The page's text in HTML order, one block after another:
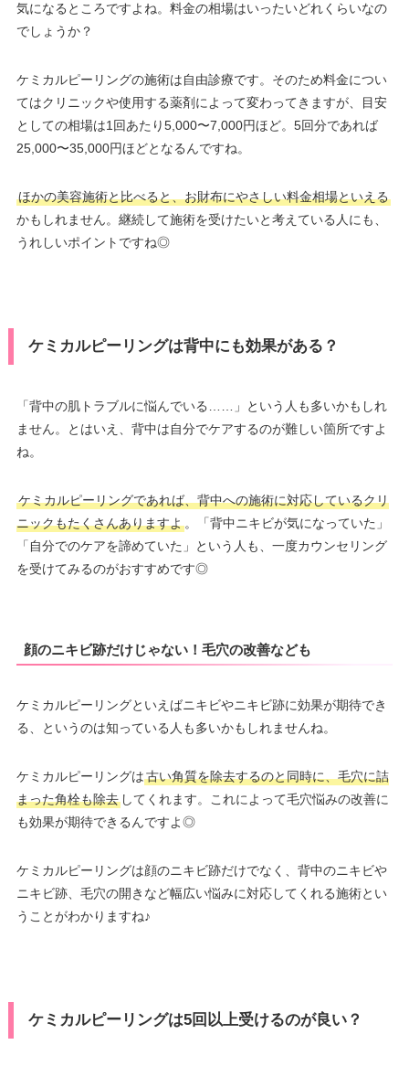
気になるところですよね。料金の相場はいったいどれくらいなの
でしょうか？
ケミカルピーリングの施術は自由診療です。そのため料金につい
てはクリニックや使用する薬剤によって変わってきますが、目安
としての相場は1回あたり5,000〜7,000円ほど。5回分であれば
25,000〜35,000円ほどとなるんですね。
ほかの美容施術と比べると、お財布にやさしい料金相場といえる
かもしれません。継続して施術を受けたいと考えている人にも、
うれしいポイントですね◎
ケミカルピーリングは背中にも効果がある？
「背中の肌トラブルに悩んでいる……」という人も多いかもしれ
ません。とはいえ、背中は自分でケアするのが難しい箇所ですよ
ね。
ケミカルピーリングであれば、背中への施術に対応しているクリ
ニックもたくさんありますよ。「背中ニキビが気になっていた」
「自分でのケアを諦めていた」という人も、一度カウンセリング
を受けてみるのがおすすめです◎
顔のニキビ跡だけじゃない！毛穴の改善なども
ケミカルピーリングといえばニキビやニキビ跡に効果が期待でき
る、というのは知っている人も多いかもしれませんね。
ケミカルピーリングは古い角質を除去するのと同時に、毛穴に詰
まった角栓も除去してくれます。これによって毛穴悩みの改善に
も効果が期待できるんですよ◎
ケミカルピーリングは顔のニキビ跡だけでなく、背中のニキビや
ニキビ跡、毛穴の開きなど幅広い悩みに対応してくれる施術とい
うことがわかりますね♪
ケミカルピーリングは5回以上受けるのが良い？